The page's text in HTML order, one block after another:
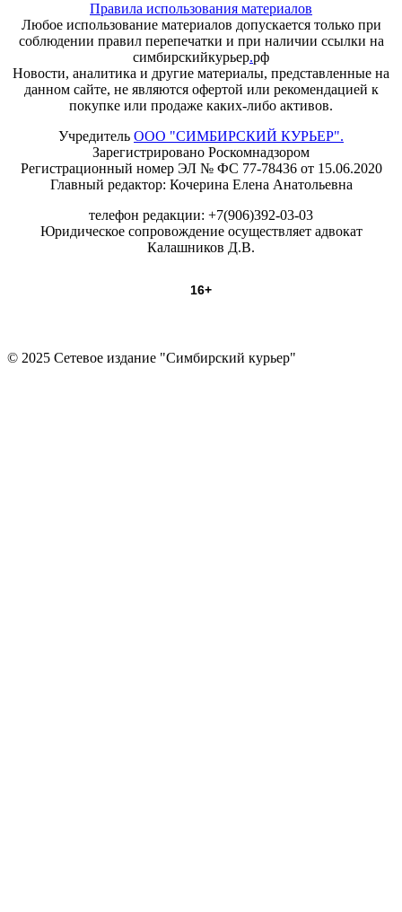
Правила использования материалов
Любое использование материалов допускается только при
соблюдении правил перепечатки и при наличии ссылки на
симбирскийкурьер.рф
Новости, аналитика и другие материалы, представленные на
данном сайте, не являются офертой или рекомендацией к
покупке или продаже каких-либо активов.
Учредитель ООО "СИМБИРСКИЙ КУРЬЕР".
Зарегистрировано Роскомнадзором
Регистрационный номер ЭЛ № ФС 77-78436 от 15.06.2020
Главный редактор: Кочерина Елена Анатольевна
телефон редакции: +7(906)392-03-03
Юридическое сопровождение осуществляет адвокат
Калашников Д.В.
16+
© 2025 Сетевое издание "Симбирский курьер"